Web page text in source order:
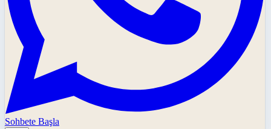
Sohbete Başla